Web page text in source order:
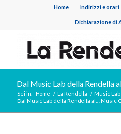
Home Indirizzi e orari
Dichiarazione di
Dal Music Lab della Rendella
Sei in: Home / La Rendella / Music Lab
Dal Music Lab della Rendella al… Music